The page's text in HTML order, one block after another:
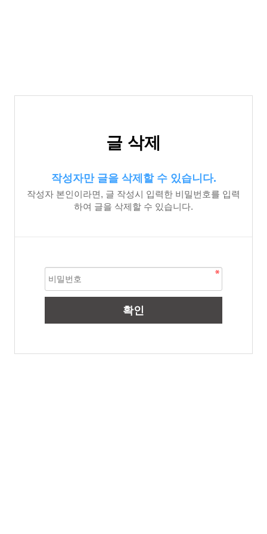
글 삭제
작성자만 글을 삭제할 수 있습니다.
작성자 본인이라면, 글 작성시 입력한 비밀번호를 입력
하여 글을 삭제할 수 있습니다.